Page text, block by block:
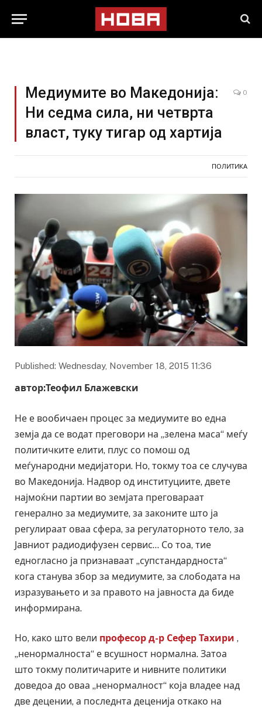
Медиумите во Македонија:
Ни седма сила, ни четврта
власт, туку тигар од хартија
0
ПОЛИТИКА
Published: Wednesday, November 18, 2015 11:36
автор:Теофил Блажевски
Не е вообичаен процес за медиумите во една
земја да се водат преговори на „зелена маса“ меѓу
политичките елити, плус со помош од
меѓународни медијатори. Но, токму тоа се случува
во Македонија. Надвор од институциите, двете
најмоќни партии во земјата преговараат
генерално за медиумите, за законите што ја
регулираат оваа сфера, за регулаторното тело, за
Јавниот радиодифузен сервис… Со тоа, тие
едногласно ја признаваат „супстандардноста“
кога станува збор за медиумите, за слободата на
изразувањето и за правото на јавноста да биде
информирана.
Но, како што вели професор д-р Сефер Тахири ,
„ненормалноста“ е всушност нормална. Затоа
што токму политичарите и нивните политики
доведоа до оваа „ненормалност“ која владее над
две децении, а последнта деценија откако на